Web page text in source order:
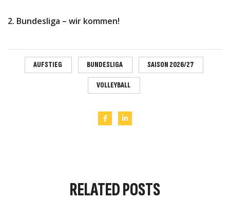
2. Bundesliga – wir kommen!
AUFSTIEG BUNDESLIGA SAISON 2026/27
VOLLEYBALL
RELATEDPOSTS